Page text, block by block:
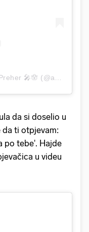
da si doselio u
da ti otpjevam:
po tebe'. Hajde
u videu